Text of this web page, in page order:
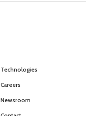
Technologies
Careers
Newsroom